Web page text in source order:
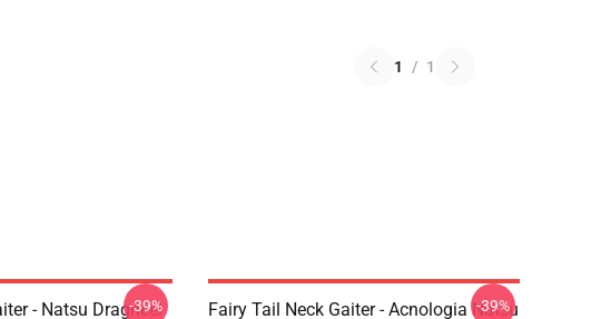
1 / 1
- Natsu Dragneel
-39%
Fairy Tail Neck Gaiter - Acnologia Natsu
-39%